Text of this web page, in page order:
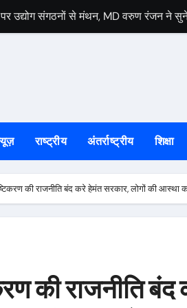
उद्योग संगठनों से मंथन, MD वरुण रंजन ने
रवींद्रनाथ ठाकुर को दी भावभीनी
का संकल्प, आजसू युवा अधिवेशन के समापन
की सभी तैयारियां हुई पूरी, रविवार को
दिवस, 25 हजार से अधिक लोगों के जुटने की
राष्ट्रीय अंतर्राष्ट्रीय शिक्षा
की राजनीति बंद करे हेमंत सरकार, लोगों की आस्था
की राजनीति